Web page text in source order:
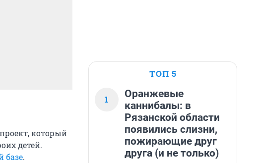
который
детей.
базе.
ТОП 5
1
Оранжевые
каннибалы: в
Рязанской области
появились слизни,
пожирающие друг
друга (и не только)